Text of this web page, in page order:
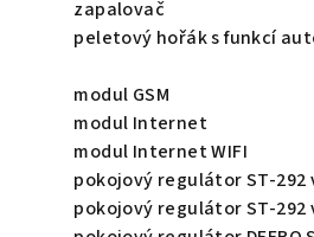
zapalovač
peletový hořák s funkcí
modul GSM
modul Internet
modul Internet WIFI
pokojový regulátor ST-292
pokojový regulátor ST-292